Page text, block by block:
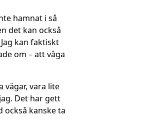
hamnat i så
det kan också
kan faktiskt
om – att våga
vara lite
Det har gett
också kanske ta